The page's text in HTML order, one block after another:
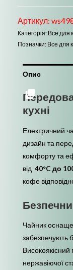
термоса
з
дисплеєм
Adler
AD
1350
кількість
Артикул:
Категорія: Все для
Позначки: Все для
Опис
кухні
Електричний
дизайн та
комфорту та
від 40°C до
кофе
Чайник
забезпечують
нержавіючої